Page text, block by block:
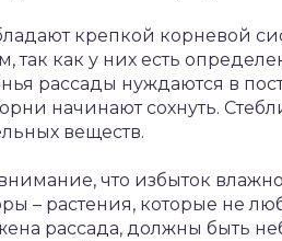
крепкой корневой
так как у них есть
рассады нуждаются в
начинают сохнуть.
веществ.
что избыток
– растения, которые не
рассада, должны быть